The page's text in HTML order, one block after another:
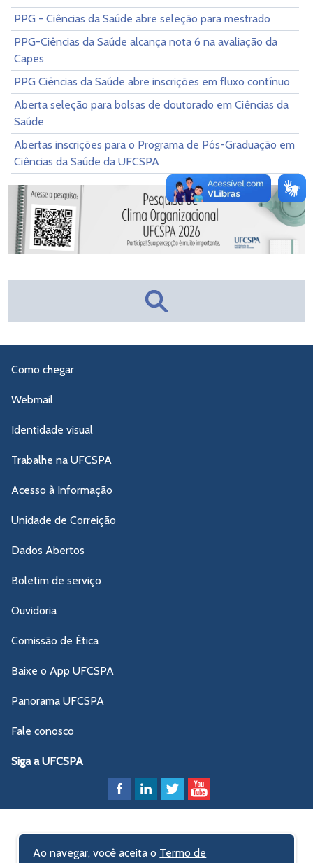
PPG - Ciências da Saúde abre seleção para mestrado
PPG-Ciências da Saúde alcança nota 6 na avaliação da
Capes
PPG Ciências da Saúde abre inscrições em fluxo contínuo
Aberta seleção para bolsas de doutorado em Ciências da
Saúde
Abertas inscrições para o Programa de Pós-Graduação em
Ciências da Saúde da UFCSPA
Como chegar
Webmail
Identidade visual
Trabalhe na UFCSPA
Acesso à Informação
Unidade de Correição
Dados Abertos
Boletim de serviço
Ouvidoria
Comissão de Ética
Baixe o App UFCSPA
Panorama UFCSPA
Fale conosco
Siga a UFCSPA
Ao navegar, você aceita o Termo de